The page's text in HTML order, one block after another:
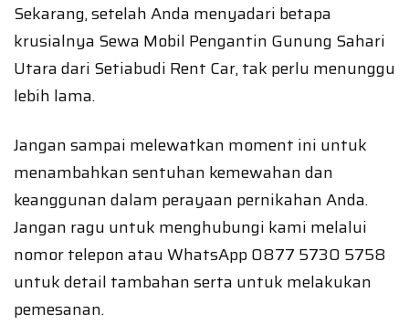
Sekarang, setelah Anda menyadari betapa
krusialnya Sewa Mobil Pengantin Gunung Sahari
Utara dari Setiabudi Rent Car, tak perlu menunggu
lebih lama.
Jangan sampai melewatkan moment ini untuk
menambahkan sentuhan kemewahan dan
keanggunan dalam perayaan pernikahan Anda.
Jangan ragu untuk menghubungi kami melalui
nomor telepon atau WhatsApp 0877 5730 5758
untuk detail tambahan serta untuk melakukan
pemesanan.